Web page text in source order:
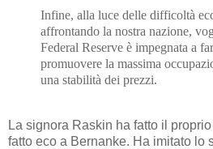
Infine, alla luce delle difficoltà
affrontando la nostra nazione,
Federal Reserve è impegnata a
promuovere la massima
una stabilità dei prezzi.
La signora Raskin ha fatto il
fatto eco a Bernanke. Ha imitato lo